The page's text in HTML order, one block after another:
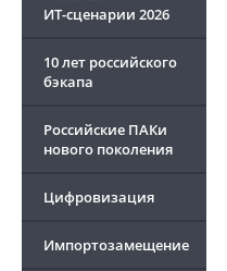
ИТ-сценарии 2026
10 лет российского
бэкапа
Российские ПАКи
нового поколения
Цифровизация
Импортозамещение